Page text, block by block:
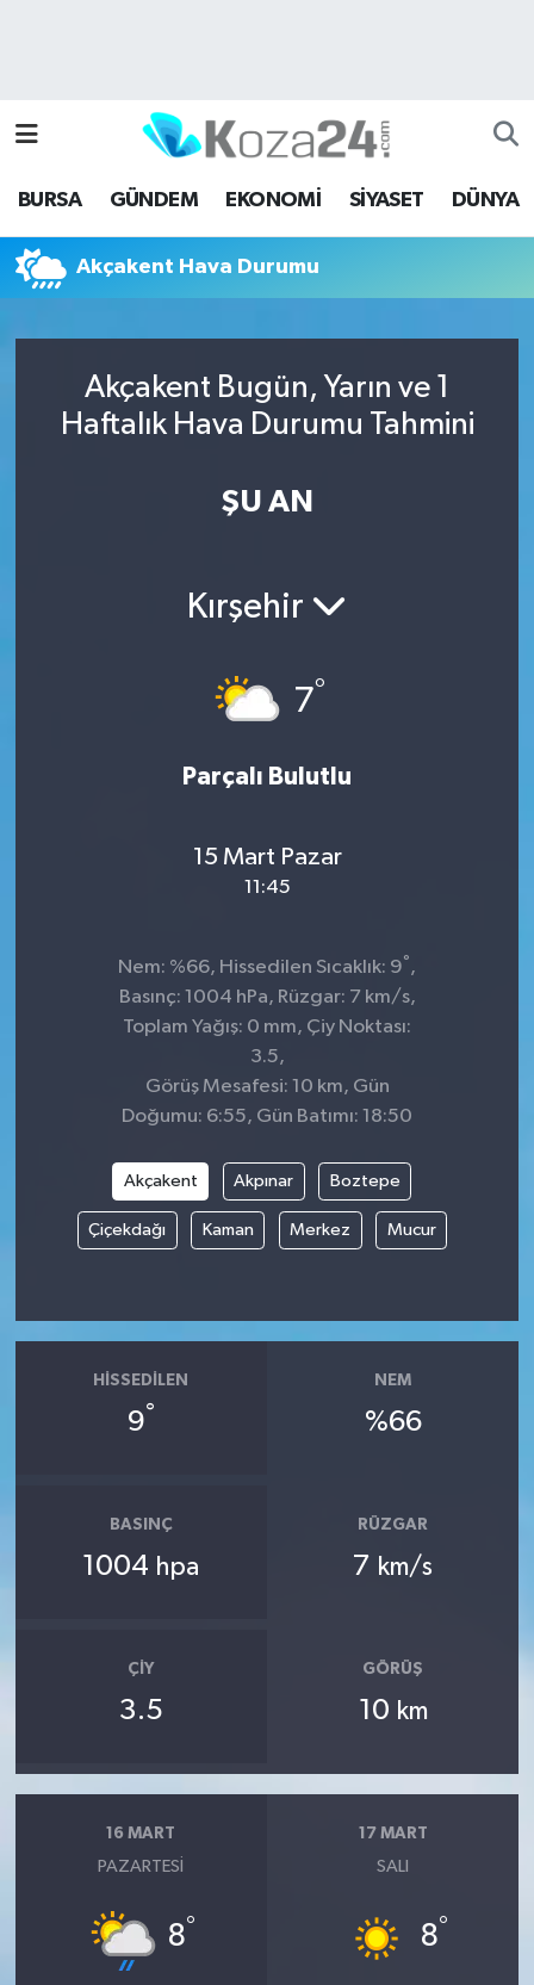
BURSA GÜNDEM EKONOMİ SİYASET DÜNYA
Akçakent Hava Durumu
Akçakent Bugün, Yarın ve 1
Haftalık Hava Durumu Tahmini
ŞU AN
Kırşehir
7°
Parçalı Bulutlu
15 Mart Pazar
11:45
Nem: %66, Hissedilen Sıcaklık: 9° ,
Basınç: 1004 hPa, Rüzgar: 7 km/s,
Toplam Yağış: 0 mm, Çiy Noktası:
3.5,
Görüş Mesafesi: 10 km, Gün
Doğumu: 6:55, Gün Batımı: 18:50
Akçakent Akpınar Boztepe
Çiçekdağı Kaman Merkez Mucur
HISSEDILEN
9°
NEM
%66
BASINÇ
1004 hpa
RÜZGAR
7 km/s
ÇIY
3.5
GÖRÜŞ
10 km
16 MART
PAZARTESI
8°
17 MART
SALI
8°
Bursa Hava Durumu
Bursa Namaz Vakitleri
Bursa Trafik Yoğunluk Haritası
Tüm Manşetler